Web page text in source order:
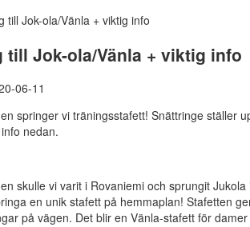
till Jok-ola/Vänla + viktig info
06-11
springer vi träningsstafett! Snättringe ställer
nedan.
skulle vi varit i Rovaniemi och sprungit
en unik stafett på hemmaplan! Stafetten
på vägen. Det blir en Vänla-stafett för